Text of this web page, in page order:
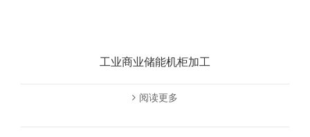
工业商业储能机柜加工
阅读更多